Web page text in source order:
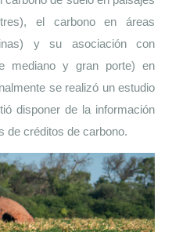
el carbono en áreas
y su asociación con
mediano y gran porte) en
se realizó un estudio
disponer de la información
de créditos de carbono.